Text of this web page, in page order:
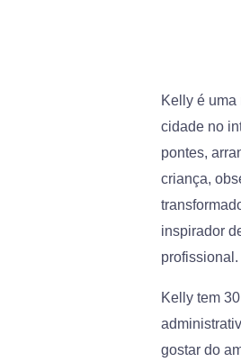
Kelly é
cidade no
pontes,
criança,
inspirador
profissional.
Kelly tem
gostar do